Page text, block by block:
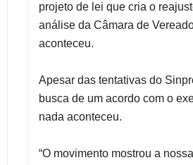
projeto de lei que cria o
análise da Câmara de
aconteceu.
Apesar das tentativas do
busca de um acordo com o
nada aconteceu.
“O movimento mostrou a